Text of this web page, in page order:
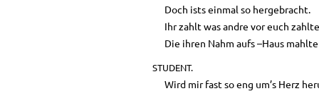
Doch ists einmal so hergebracht.
Ihr zahlt was andre vor euch
Die ihren Nahm aufs –Haus
STUDENT.
Wird mir fast so eng um’s Herz